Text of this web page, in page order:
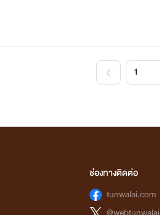
<
ช่องทางติดต่อ
tunwalai.com